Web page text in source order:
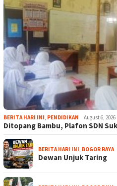
BERITA HARI INI, PENDIDIKAN August 6, 2026
Ditopang Bambu, Plafon SDN
BERITA HARI INI, BOGOR RAYA
Dewan Unjuk Taring